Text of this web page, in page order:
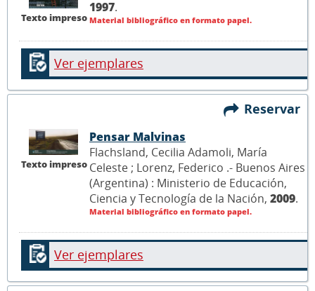
Texto impreso
1997.
Material bibliográfico en formato papel.
Ver ejemplares
Reservar
Texto impreso
Pensar Malvinas
Flachsland, Cecilia Adamoli, María
Celeste ; Lorenz, Federico .- Buenos Aires
(Argentina) : Ministerio de Educación,
Ciencia y Tecnología de la Nación, 2009.
Material bibliográfico en formato papel.
Ver ejemplares